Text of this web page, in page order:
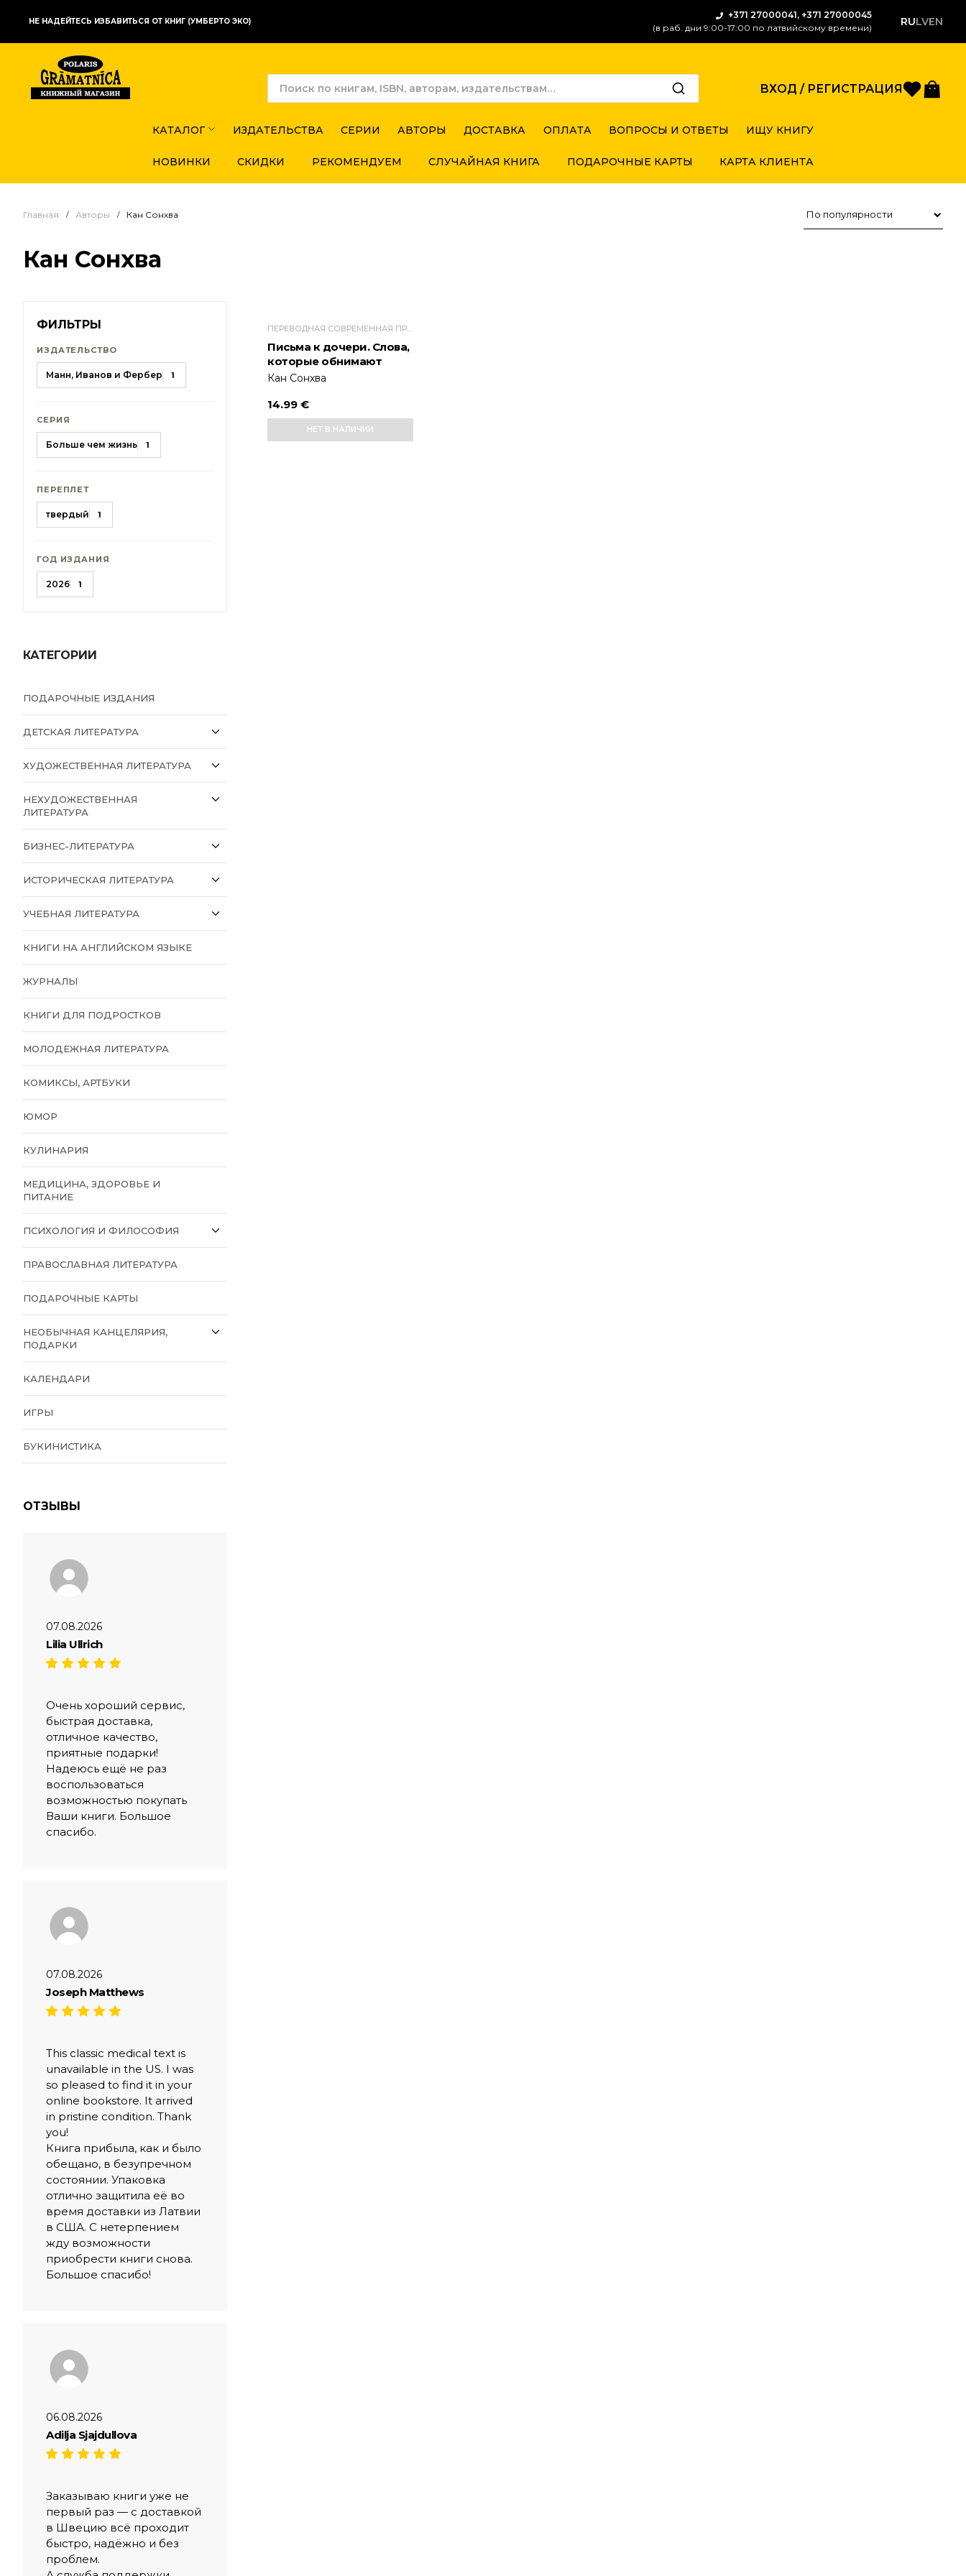
НЕ НАДЕЙТЕСЬ ИЗБАВИТЬСЯ ОТ КНИГ (УМБЕРТО ЭКО)
+371 27000041, +371 27000045
(в раб. дни 9:00-17:00 по латвийскому времени)
RULVEN
ВХОД / РЕГИСТРАЦИЯ
КАТАЛОГ ИЗДАТЕЛЬСТВА СЕРИИ АВТОРЫ ДОСТАВКА ОПЛАТА ВОПРОСЫ И ОТВЕТЫ ИЩУ КНИГУ
НОВИНКИ СКИДКИ РЕКОМЕНДУЕМ СЛУЧАЙНАЯ КНИГА ПОДАРОЧНЫЕ КАРТЫ КАРТА КЛИЕНТА
Главная Авторы Кан Сонхва
Кан Сонхва
ФИЛЬТРЫ
ИЗДАТЕЛЬСТВО
Манн, Иванов и Фербер 1
СЕРИЯ
Больше чем жизнь 1
ПЕРЕПЛЕТ
твердый 1
ГОД ИЗДАНИЯ
2026 1
КАТЕГОРИИ
ПОДАРОЧНЫЕ ИЗДАНИЯ
ДЕТСКАЯ ЛИТЕРАТУРА
ХУДОЖЕСТВЕННАЯ ЛИТЕРАТУРА
НЕХУДОЖЕСТВЕННАЯ
ЛИТЕРАТУРА
БИЗНЕС-ЛИТЕРАТУРА
ИСТОРИЧЕСКАЯ ЛИТЕРАТУРА
УЧЕБНАЯ ЛИТЕРАТУРА
КНИГИ НА АНГЛИЙСКОМ ЯЗЫКЕ
ЖУРНАЛЫ
КНИГИ ДЛЯ ПОДРОСТКОВ
МОЛОДЕЖНАЯ ЛИТЕРАТУРА
КОМИКСЫ, АРТБУКИ
ЮМОР
КУЛИНАРИЯ
МЕДИЦИНА, ЗДОРОВЬЕ И
ПИТАНИЕ
ПСИХОЛОГИЯ И ФИЛОСОФИЯ
ПРАВОСЛАВНАЯ ЛИТЕРАТУРА
ПОДАРОЧНЫЕ КАРТЫ
НЕОБЫЧНАЯ КАНЦЕЛЯРИЯ,
ПОДАРКИ
КАЛЕНДАРИ
ИГРЫ
БУКИНИСТИКА
ОТЗЫВЫ
07.08.2026
Lilia Ullrich
Очень хороший сервис,
быстрая доставка,
отличное качество,
приятные подарки!
Надеюсь ещё не раз
воспользоваться
возможностью покупать
Ваши книги. Большое
спасибо.
07.08.2026
Joseph Matthews
This classic medical text is
unavailable in the US. I was
so pleased to find it in your
online bookstore. It arrived
in pristine condition. Thank
you!
Книга прибыла, как и было
обещано, в безупречном
состоянии. Упаковка
отлично защитила её во
время доставки из Латвии
в США. С нетерпением
жду возможности
приобрести книги снова.
Большое спасибо!
06.08.2026
Adilja Sjajdullova
Заказываю книги уже не
первый раз — с доставкой
в Швецию всё проходит
быстро, надёжно и без
проблем.
Письма к дочери. Слова,
которые обнимают
Кан Сонхва
14.99 €
НЕТ В НАЛИЧИИ